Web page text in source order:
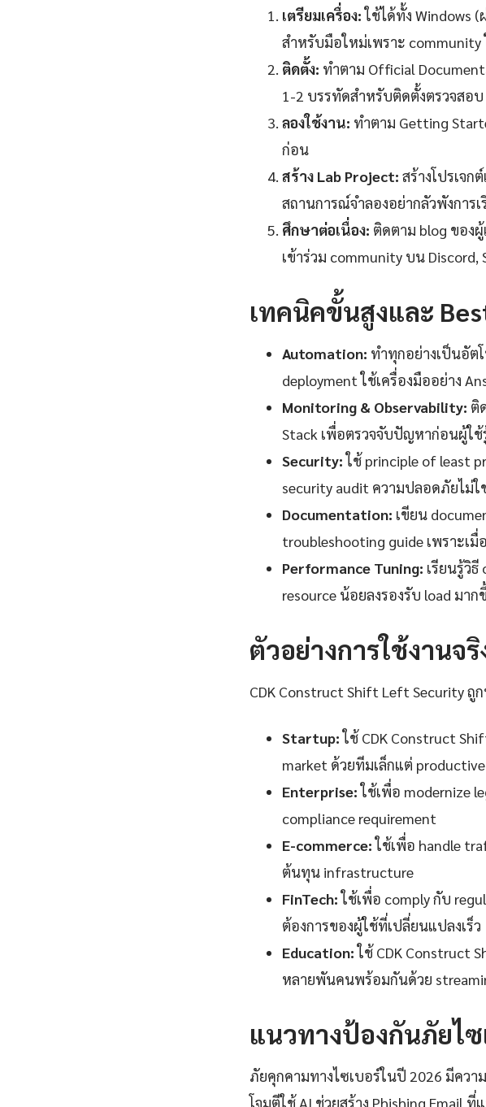
เตรียมเครื่อง:ใช้ได้ทั้ง Windows (
สำหรับมือใหม่เพราะ
ติดตั้ง: ทำตาม Official
1-2 บรรทัดสำหรับติดตั้งตรวจสอ
ลองใช้งาน: ทำตาม Getting
ก่อน
สร้าง Lab Project: สร้างโปรเจ
สถานการณ์จำลองอย่ากลัวพังกา
ศึกษาต่อเนื่อง: ติดตาม blog ของ
เข้าร่วม community บน Discord,
เทคนิคขั้นสูงและ
Automation: ทำทุกอย่างเป็นอัต
deployment ใช้เครื่องมืออย่าง
Monitoring & Observability: ติ
Stack เพื่อตรวจจับปัญหาก่อนผู้ใ
Security:ใช้ principle of least
security audit ความปลอดภัยไม่
Documentation: เขียน
troubleshooting guide เพราะ
Performance Tuning: เรียนรู้วิ
resource น้อยลงรองรับ load ม
ตัวอย่างการใช้งานจริ
CDK Construct Shift Left Security ถู
Startup:ใช้ CDK Construct
market ด้วยทีมเล็กแต่ productive
Enterprise:ใช้เพื่อ modernize
compliance requirement
E-commerce:ใช้เพื่อ handle
ต้นทุน infrastructure
FinTech:ใช้เพื่อ comply กับ
ต้องการของผู้ใช้ที่เปลี่ยนแปลงเร็ว
Education:ใช้ CDK Construct
หลายพันคนพร้อมกันด้วย
แนวทางป้องกันภัยไ
ภัยคุกคามทางไซเบอร์ในปี 2026 มีคว
โจมตีใช้ AI ช่วยสร้าง Phishing Email